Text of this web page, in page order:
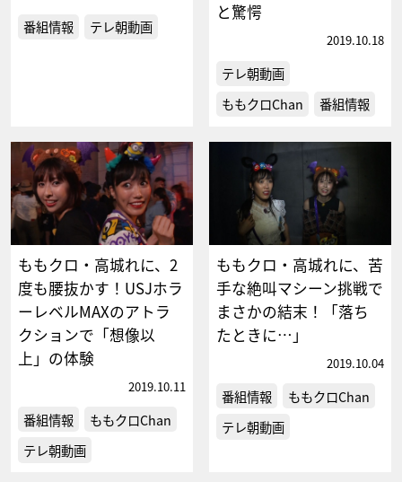
番組情報 テレ朝動画
と驚愕
2019.10.18
テレ朝動画
ももクロChan
番組情報
ももクロ・高城れに、2
度も腰抜かす！USJホラ
ーレベルMAXのアトラ
クションで「想像以
上」の体験
2019.10.11
番組情報
ももクロChan
テレ朝動画
ももクロ・高城れに、苦
手な絶叫マシーン挑戦で
まさかの結末！「落ち
たときに…」
2019.10.04
番組情報
ももクロChan
テレ朝動画